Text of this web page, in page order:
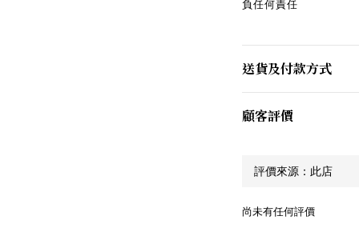
負任何責任
送貨及付款方式
顧客評價
尚未有任何評價